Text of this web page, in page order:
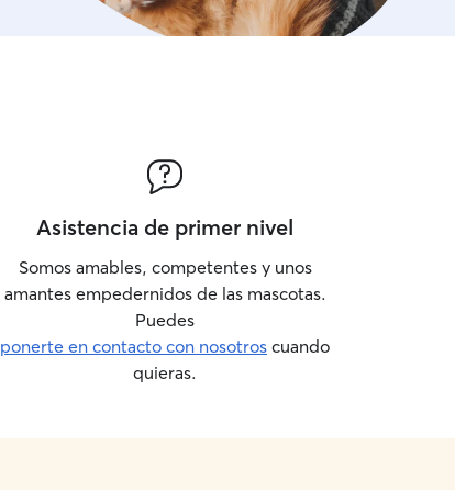
Asistencia de primer nivel
Somos amables, competentes y unos
amantes empedernidos de las mascotas.
Puedes
ponerte en contacto con nosotros cuando
quieras.